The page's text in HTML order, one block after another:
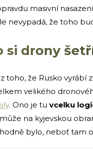
masivní
nevypadá, že toho
si drony
toho, že Rusko vyrábí
velikého
. Ono je tu vcelku
na kyjevskou
bylo, neboť tam